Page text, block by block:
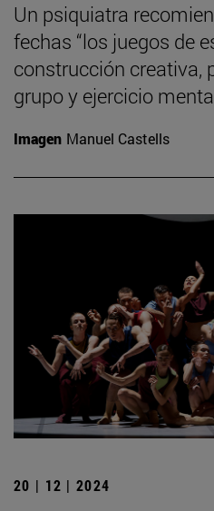
Un psiquiatra
fechas “los juegos de
construcción creativa,
grupo y ejercicio
Imagen Manuel Castells
20 | 12 | 2024